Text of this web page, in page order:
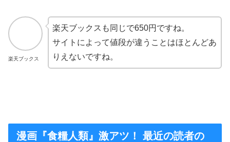
楽天ブックス
楽天ブックスも同じで650円ですね。
サイトによって値段が違うことはほとんどあ
りえないですね。
漫画『食糧人類』激アツ！ 最近の読者の